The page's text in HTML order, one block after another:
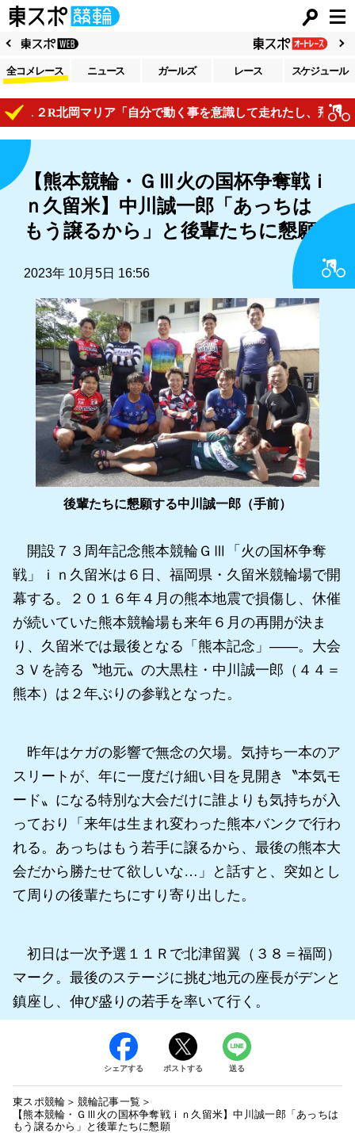
全コメレース ニュース ガールズ レース スケジュール
２R北岡マリア「自分で動く事を意識して走れたし、飛び付けて
【熊本競輪・ＧⅢ火の国杯争奪戦ｉ
ｎ久留米】中川誠一郎「あっちは
もう譲るから」と後輩たちに懇願
2023年 10月5日 16:56
後輩たちに懇願する中川誠一郎（手前）
開設７３周年記念熊本競輪ＧⅢ「火の国杯争奪
戦」ｉｎ久留米は６日、福岡県・久留米競輪場で開
幕する。２０１６年４月の熊本地震で損傷し、休催
が続いていた熊本競輪場も来年６月の再開が決ま
り、久留米では最後となる「熊本記念」――。大会
３Ｖを誇る〝地元〟の大黒柱・中川誠一郎（４４＝
熊本）は２年ぶりの参戦となった。
昨年はケガの影響で無念の欠場。気持ち一本のア
スリートが、年に一度だけ細い目を見開き〝本気モ
ード〟になる特別な大会だけに誰よりも気持ちが入
っており「来年は生まれ変わった熊本バンクで行わ
れる。あっちはもう若手に譲るから、最後の熊本大
会だから勝たせて欲しいな…」と話すと、突如とし
て周りの後輩たちにすり寄り出した。
初日は一次予選１１Ｒで北津留翼（３８＝福岡）
マーク。最後のステージに挑む地元の座長がデンと
鎮座し、伸び盛りの若手を率いて行く。
シェアする ポストする 送る
東スポ競輪
競輪記事一覧
【熊本競輪・ＧⅢ火の国杯争奪戦ｉｎ久留米】中川誠一郎「あっちは
もう譲るから」と後輩たちに懇願